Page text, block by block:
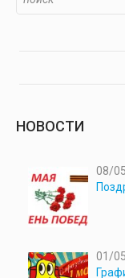
НОВОСТИ
08/
01/